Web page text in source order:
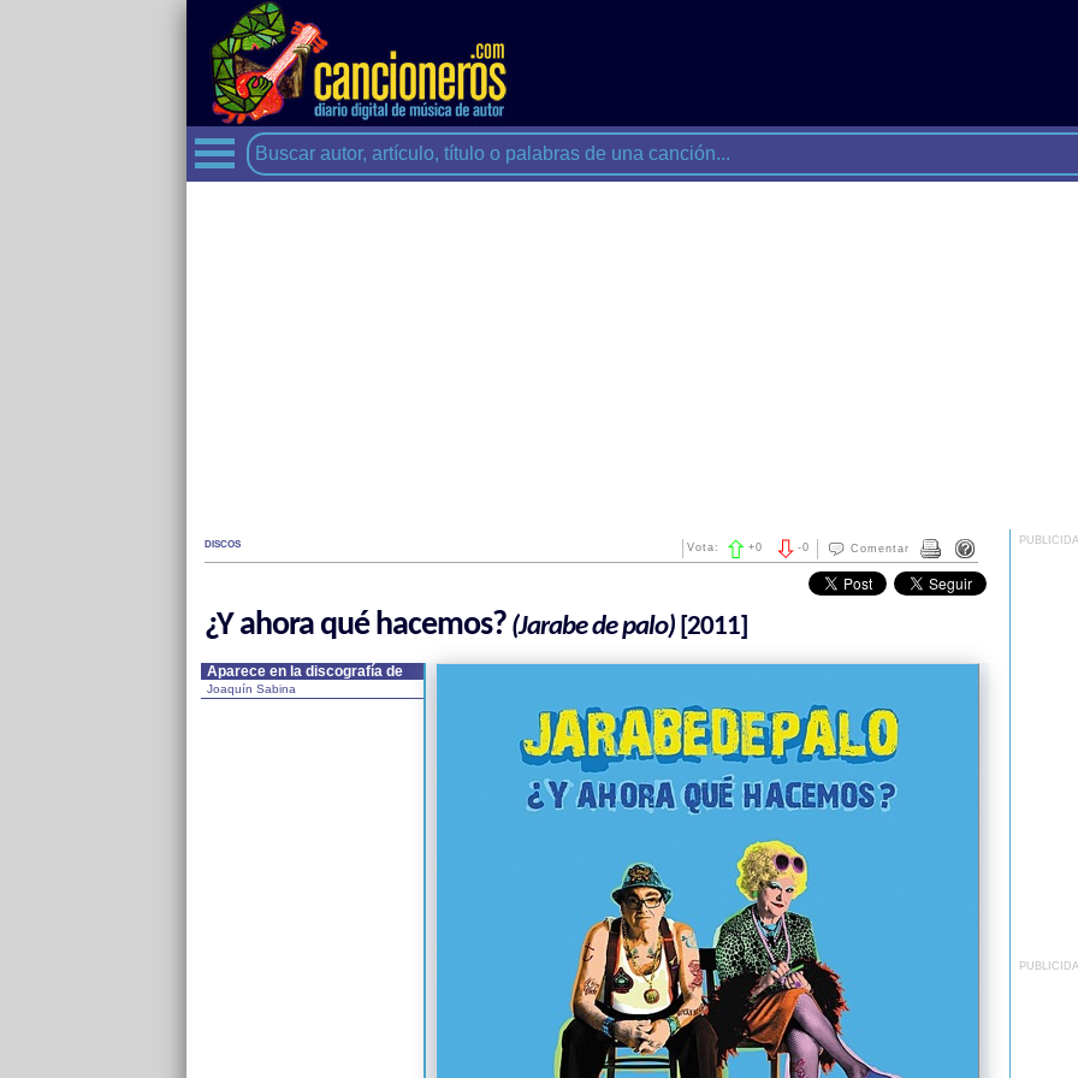
DISCOS Comentar
-0
Vota: +0
¿Y ahora qué hacemos?(Jarabe de palo)[2011]
Aparece en la discografía de
Joaquín Sabina